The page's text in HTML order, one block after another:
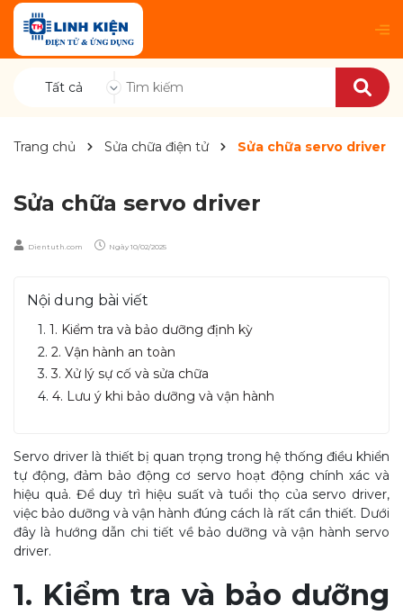
Tất cả
Trang chủ Sửa chữa điện tử Sửa chữa servo driver
Sửa chữa servo driver
Dientuth.com Ngày 10/02/2025
Nội dung bài viết
1. Kiểm tra và bảo dưỡng định kỳ
2. Vận hành an toàn
3. Xử lý sự cố và sửa chữa
4. Lưu ý khi bảo dưỡng và vận hành
Servo driver là thiết bị quan trọng trong hệ thống điều khiển
tự động, đảm bảo động cơ servo hoạt động chính xác và
hiệu quả. Để duy trì hiệu suất và tuổi thọ của servo driver,
việc bảo dưỡng và vận hành đúng cách là rất cần thiết. Dưới
đây là hướng dẫn chi tiết về bảo dưỡng và vận hành servo
driver.
1. Kiểm tra và bảo dưỡng